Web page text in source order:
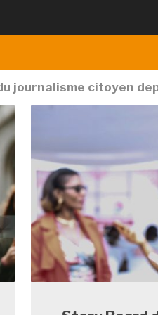
journalisme citoyen